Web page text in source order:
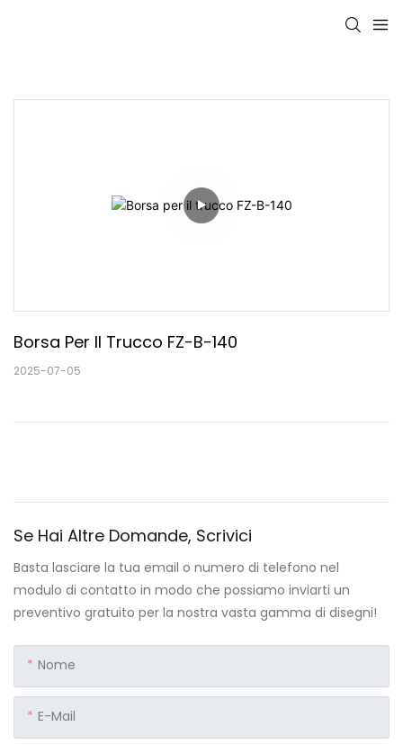
Borsa Per Il Trucco FZ-B-140
2025-07-05
Se Hai Altre Domande, Scrivici
Basta lasciare la tua email o numero di telefono nel
modulo di contatto in modo che possiamo inviarti un
preventivo gratuito per la nostra vasta gamma di disegni!
Nome
E-Mail